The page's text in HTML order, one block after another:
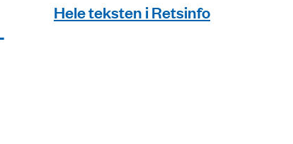
Hele teksten i Retsinfo